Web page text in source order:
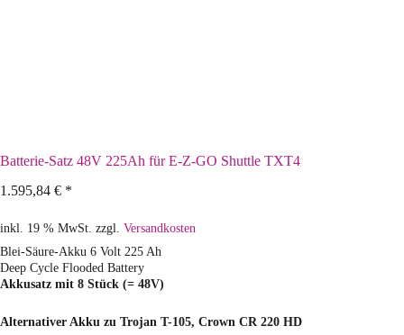
Batterie-Satz 48V 225Ah für E-Z-GO Shuttle TXT4
1.595,84 € *
inkl. 19 % MwSt. zzgl. Versandkosten
Blei-Säure-Akku 6 Volt 225 Ah
Deep Cycle Flooded Battery
Akkusatz mit 8 Stück (= 48V)
Alternativer Akku zu Trojan T-105, Crown CR 220 HD